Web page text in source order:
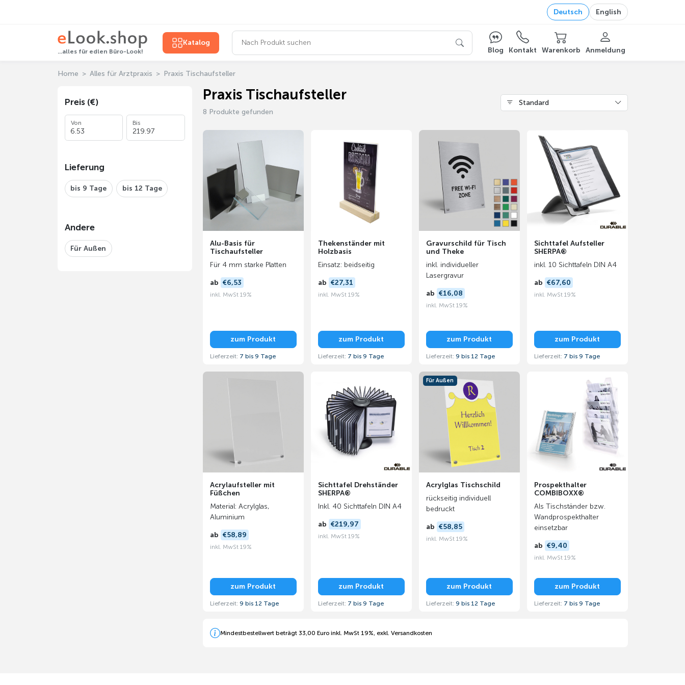
Deutsch English
...alles für edlen Büro-Look!
Katalog
Blog
Kontakt Warenkorb Anmeldung
Home Alles für Arztpraxis Praxis Tischaufsteller
Preis (€)
Von Bis
Lieferung
bis 9 Tage bis 12 Tage
Andere
Für Außen
Praxis Tischaufsteller
8 Produkte gefunden
Standard
Alu-Basis für
Tischaufsteller
Für 4 mm starke Platten
ab €6,53
inkl. MwSt 19%
zum Produkt
Lieferzeit: 7 bis 9 Tage
Thekenständer mit
Holzbasis
Einsatz: beidseitig
ab €27,31
inkl. MwSt 19%
zum Produkt
Lieferzeit: 7 bis 9 Tage
Gravurschild für Tisch
und Theke
inkl. individueller
Lasergravur
ab €16,08
inkl. MwSt 19%
zum Produkt
Lieferzeit: 9 bis 12 Tage
Sichttafel Aufsteller
SHERPA®
inkl. 10 Sichttafeln DIN A4
ab €67,60
inkl. MwSt 19%
zum Produkt
Lieferzeit: 7 bis 9 Tage
Acrylaufsteller mit
Füßchen
Material: Acrylglas,
Aluminium
ab €58,89
inkl. MwSt 19%
zum Produkt
Lieferzeit: 9 bis 12 Tage
Sichttafel Drehständer
SHERPA®
Inkl. 40 Sichttafeln DIN A4
ab €219,97
inkl. MwSt 19%
zum Produkt
Lieferzeit: 7 bis 9 Tage
Acrylglas Tischschild
rückseitig individuell
bedruckt
ab €58,85
inkl. MwSt 19%
zum Produkt
Lieferzeit: 9 bis 12 Tage
Für Außen
Prospekthalter
COMBIBOXX®
Als Tischständer bzw.
Wandprospekthalter
einsetzbar
ab €9,40
inkl. MwSt 19%
zum Produkt
Lieferzeit: 7 bis 9 Tage
Mindestbestellwert beträgt 33,00 Euro inkl. MwSt 19%, exkl. Versandkosten